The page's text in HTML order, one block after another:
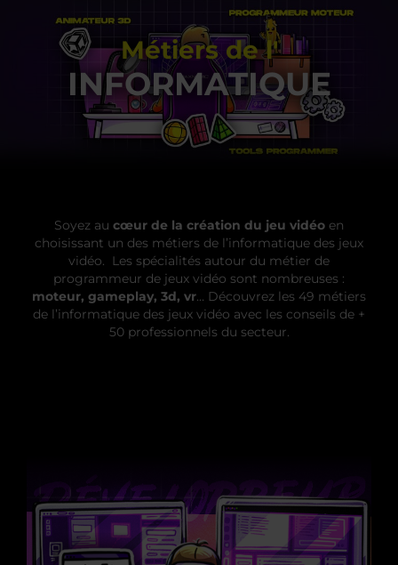
Métiers de l'
INFORMATIQUE
Soyez au cœur de la création du jeu vidéo en
choisissant un des métiers de l’informatique des jeux
vidéo. Les spécialités autour du métier de
programmeur de jeux vidéo sont nombreuses :
moteur, gameplay, 3d, vr … Découvrez les 49 métiers
de l’informatique des jeux vidéo avec les conseils de +
50 professionnels du secteur.